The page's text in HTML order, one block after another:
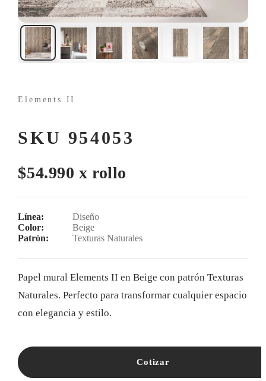
Elements II
SKU 954053
$54.990 x rollo
Línea:
Diseño
Color:
Beige
Patrón:
Texturas Naturales
Papel mural Elements II en Beige con patrón Texturas
Naturales. Perfecto para transformar cualquier espacio
con elegancia y estilo.
Cotizar